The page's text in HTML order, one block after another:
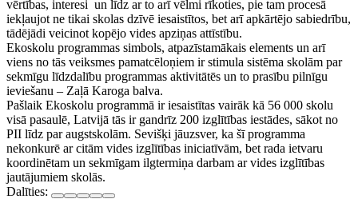
vērtības, interesi un līdz ar to arī vēlmi rīkoties, pie tam procesā
iekļaujot ne tikai skolas dzīvē iesaistītos, bet arī apkārtējo sabiedrību,
tādējādi veicinot kopējo vides apziņas attīstību.
Ekoskolu programmas simbols, atpazīstamākais elements un arī
viens no tās veiksmes pamatcēloņiem ir stimula sistēma skolām par
sekmīgu līdzdalību programmas aktivitātēs un to prasību pilnīgu
ieviešanu – Zaļā Karoga balva.
Pašlaik Ekoskolu programmā ir iesaistītas vairāk kā 56 000 skolu
visā pasaulē, Latvijā tās ir gandrīz 200 izglītības iestādes, sākot no
PII līdz par augstskolām. Sevišķi jāuzsver, ka šī programma
nekonkurē ar citām vides izglītības iniciatīvām, bet rada ietvaru
koordinētam un sekmīgam ilgtermiņa darbam ar vides izglītības
jautājumiem skolās.
Dalīties: